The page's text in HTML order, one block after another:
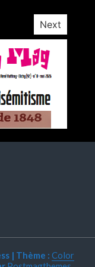
Next
| Thème : Color